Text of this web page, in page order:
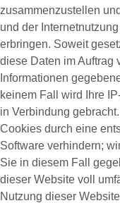
zusammenzustellen
und der
erbringen. Soweit
diese Daten im Auftrag
Informationen
keinem Fall wird Ihre
in Verbindung
Cookies durch eine
Software verhindern;
Sie in diesem Fall
dieser Website voll
Nutzung dieser